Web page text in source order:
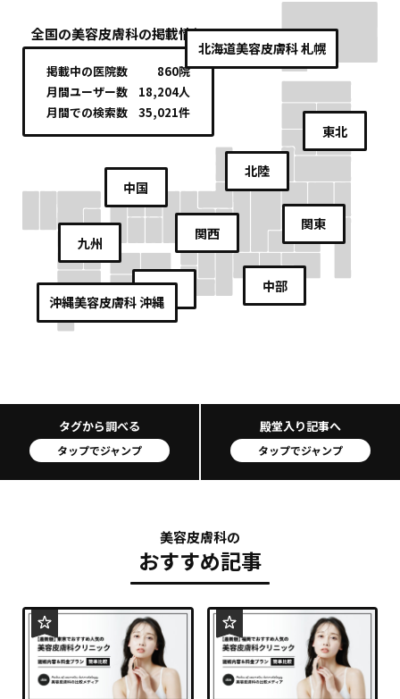
全国の美容皮膚科の掲載情報
掲載中の医院数
860院
月間ユーザー数
18,204人
月間での検索数
35,021件
北海道美容皮膚科 札幌
関東
中部
関西
中国
四国
九州
北陸
東北
沖縄美容皮膚科 沖縄
タグから調べる
タップでジャンプ
殿堂入り記事へ
タップでジャンプ
美容皮膚科の
おすすめ記事